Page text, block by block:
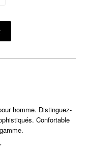
homme. Distinguez-
Confortable